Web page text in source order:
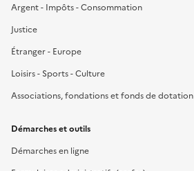
Argent - Impôts - Consommation
Justice
Étranger - Europe
Loisirs - Sports - Culture
Associations, fondations et fonds de dotation
Démarches et outils
Démarches en ligne